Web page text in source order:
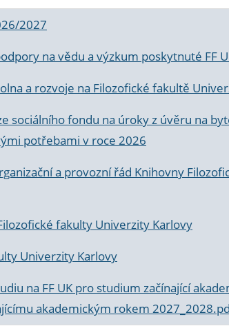
2027
na vědu a výzkum poskytnuté FF
a rozvoje na Filozofické fakultě
sociálního fondu na úroky z úvěru na
potřebami v roce 2026
a provozní řád Knihovny
fakulty Univerzity Karlovy
Univerzity Karlovy
na FF UK pro studium začínající
akademickým rokem